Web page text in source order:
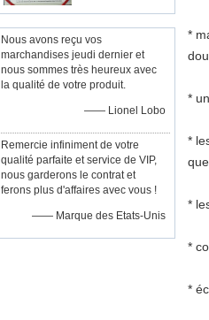
Nous avons reçu vos
marchandises jeudi dernier et
nous sommes très heureux avec
la qualité de votre produit.
—— Lionel Lobo
Remercie infiniment de votre
qualité parfaite et service de VIP,
nous garderons le contrat et
ferons plus d'affaires avec vous !
—— Marque des Etats-Unis
*
*
*
*
*
*